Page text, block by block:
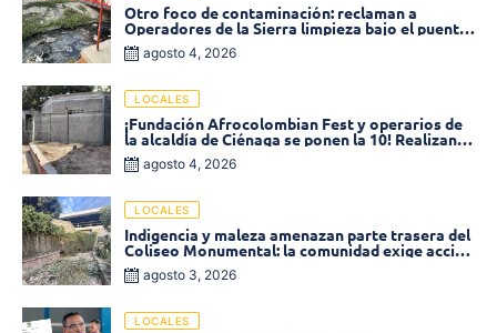
Otro foco de contaminación: reclaman a
Operadores de la Sierra limpieza bajo el puente
de la calle 19 con carrera 11
agosto 4, 2026
LOCALES
¡Fundación Afrocolombian Fest y operarios de
la alcaldía de Ciénaga se ponen la 10! Realizan
limpieza de la parte posterior del Coliseo
Monumental
agosto 4, 2026
LOCALES
Indigencia y maleza amenazan parte trasera del
Coliseo Monumental: la comunidad exige acción
inmediata!
agosto 3, 2026
LOCALES